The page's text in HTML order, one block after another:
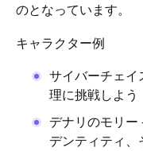
のとなっています。
キャラクター例
サイバーチェ
理に挑戦しよう
デナリのモリ
デンティティ、